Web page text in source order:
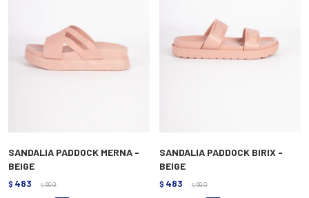
SANDALIA PADDOCK MERNA -
BEIGE
$ 483 $ 690
SANDALIA PADDOCK BIRIX -
BEIGE
$ 483 $ 690